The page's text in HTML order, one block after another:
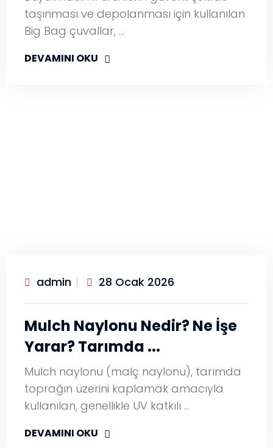
taşınması ve depolanması için kullanılan
Big Bag çuvallar, …
DEVAMINI OKU
admin 28 Ocak 2026
Mulch Naylonu Nedir? Ne İşe
Yarar? Tarımda ...
Mulch naylonu (malç naylonu), tarımda
toprağın üzerini kaplamak amacıyla
kullanılan, genellikle UV katkılı …
DEVAMINI OKU